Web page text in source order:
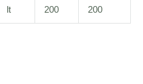
lt 200 200